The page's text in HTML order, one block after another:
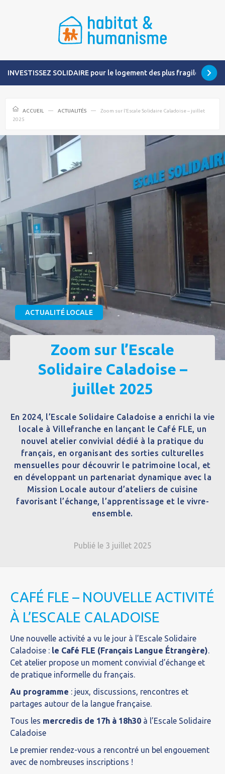
INVESTISSEZ SOLIDAIRE pour le logement des plus fragiles
ACCUEIL ACTUALITÉS
Zoom sur l’Escale Solidaire Caladoise – juillet
2025
ACTUALITÉ LOCALE
Zoom sur l’Escale
Solidaire Caladoise –
juillet 2025
En 2024, l’Escale Solidaire Caladoise a enrichi la vie
locale à Villefranche en lançant le Café FLE, un
nouvel atelier convivial dédié à la pratique du
français, en organisant des sorties culturelles
mensuelles pour découvrir le patrimoine local, et
en développant un partenariat dynamique avec la
Mission Locale autour d’ateliers de cuisine
favorisant l’échange, l’apprentissage et le vivre-
ensemble.
Publié le 3 juillet 2025
CAFÉ FLE – NOUVELLE ACTIVITÉ
À L’ESCALE CALADOISE
Une nouvelle activité a vu le jour à l’Escale Solidaire
Caladoise : le Café FLE (Français Langue Étrangère).
Cet atelier propose un moment convivial d’échange et
de pratique informelle du français.
Au programme : jeux, discussions, rencontres et
partages autour de la langue française.
Tous les mercredis de 17h à 18h30 à l’Escale Solidaire
Caladoise
Le premier rendez-vous a rencontré un bel engouement
avec de nombreuses inscriptions !